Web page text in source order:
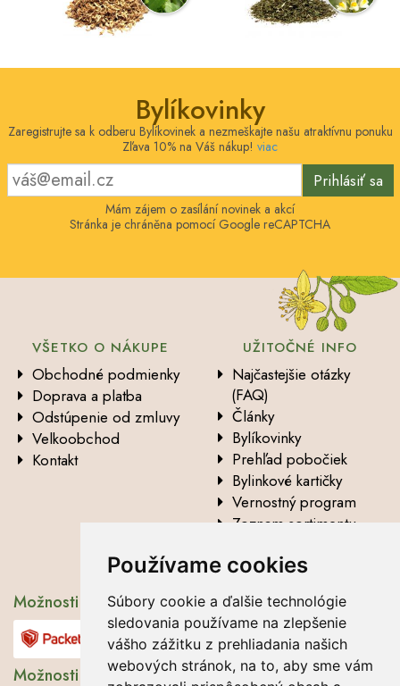
Používame cookies
Súbory cookie a ďalšie technológie
sledovania používame na zlepšenie
vášho zážitku z prehliadania našich
webových stránok, na to, aby sme vám
Bylíkovinky
Zaregistrujte sa k odberu Bylíkovinek a nezmeškajte našu atraktívnu ponuku
Zľava 10% na Váš nákup! viac
Prihlásiť sa
Mám zájem o zasílání novinek a akcí
Stránka je chráněna pomocí Google reCAPTCHA
VŠETKO O NÁKUPE
Obchodné podmienky
Doprava a platba
Odstúpenie od zmluvy
Velkoobchod
Kontakt
UŽITOČNÉ INFO
Najčastejšie otázky
(FAQ)
Články
Bylíkovinky
Prehľad pobočiek
Bylinkové kartičky
Vernostný program
Zoznam sortimentu
údajov
Možnosti dopravy
Možnosti platby